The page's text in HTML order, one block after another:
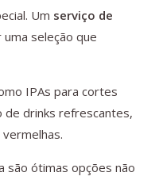
Um serviço de
uma seleção que
IPAs para cortes
de drinks refrescantes,
são ótimas opções não